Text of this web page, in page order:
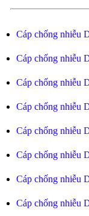
Cáp chống nhiễu
Cáp chống nhiễu
Cáp chống nhiễu
Cáp chống nhiễu
Cáp chống nhiễu
Cáp chống nhiễu
Cáp chống nhiễu
Cáp chống nhiễu